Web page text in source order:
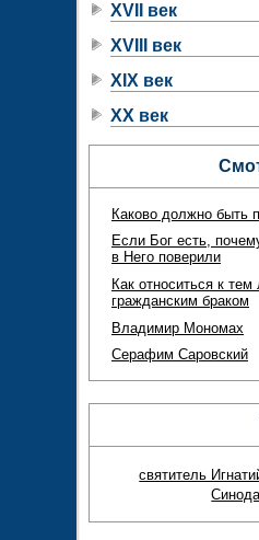
XVII век
XVIII век
XIX век
XX век
Каково должно быть
Если Бог есть,
в Него поверили
Как относиться к
гражданским браком
Владимир Мономах
Серафим Саровский
святитель